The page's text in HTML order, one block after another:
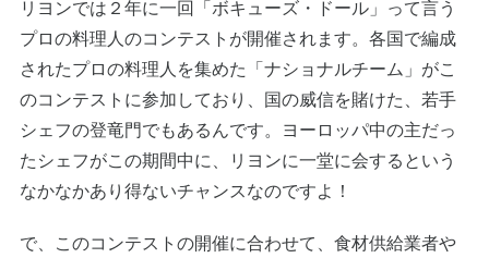
リヨンでは２年に一回「ボキューズ・ドール」って言う
プロの料理人のコンテストが開催されます。各国で編成
されたプロの料理人を集めた「ナショナルチーム」がこ
のコンテストに参加しており、国の威信を賭けた、若手
シェフの登竜門でもあるんです。ヨーロッパ中の主だっ
たシェフがこの期間中に、リヨンに一堂に会するという
なかなかあり得ないチャンスなのですよ！
で、このコンテストの開催に合わせて、食材供給業者や